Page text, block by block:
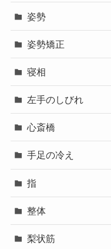
姿勢
姿勢矯正
寝相
左手のしびれ
心斎橋
手足の冷え
指
整体
梨状筋